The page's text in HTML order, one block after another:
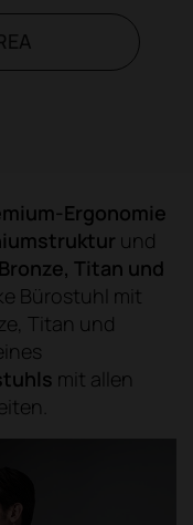
Ergonomie
und
Bronze, Titan und
Bürostuhl mit
Titan und
mit allen